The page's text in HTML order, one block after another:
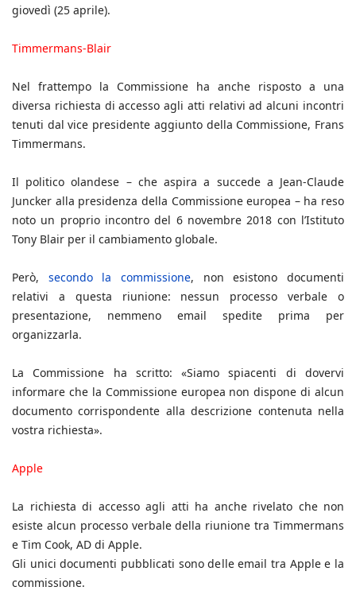
giovedì (25 aprile).
Timmermans-Blair
Nel frattempo la Commissione ha anche risposto a una
diversa richiesta di accesso agli atti relativi ad alcuni incontri
tenuti dal vice presidente aggiunto della Commissione, Frans
Timmermans.
Il politico olandese – che aspira a succede a Jean-Claude
Juncker alla presidenza della Commissione europea – ha reso
noto un proprio incontro del 6 novembre 2018 con l’Istituto
Tony Blair per il cambiamento globale.
Però, secondo la commissione, non esistono documenti
relativi a questa riunione: nessun processo verbale o
presentazione, nemmeno email spedite prima per
organizzarla.
La Commissione ha scritto: «Siamo spiacenti di dovervi
informare che la Commissione europea non dispone di alcun
documento corrispondente alla descrizione contenuta nella
vostra richiesta».
Apple
La richiesta di accesso agli atti ha anche rivelato che non
esiste alcun processo verbale della riunione tra Timmermans
e Tim Cook, AD di Apple.
Gli unici documenti pubblicati sono delle email tra Apple e la
commissione.